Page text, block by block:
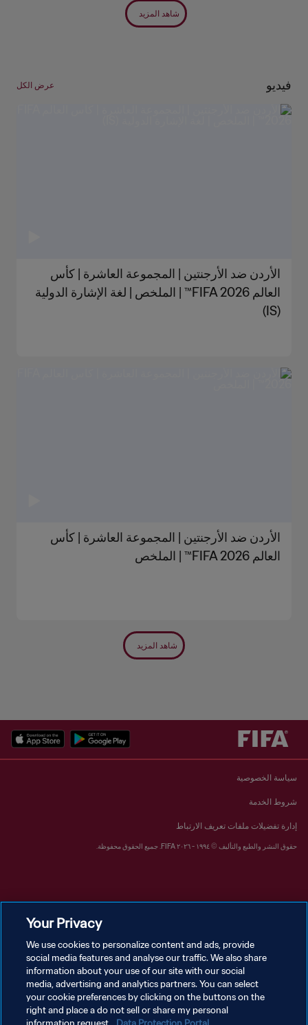
شاهد المزيد
فيديو عرض الكل
الأردن ضد الأرجنتين | المجموعة العاشرة | كأس
العالم FIFA 2026™ | الملخص | لغة الإشارة الدولية
(IS)
الأردن ضد الأرجنتين | المجموعة العاشرة | كأس
العالم FIFA 2026™ | الملخص
شاهد المزيد
سياسة الخصوصية
شروط الخدمة
إدارة تفضيلات ملفات تعريف الارتباط
حقوق النشر والطبع والتأليف © ١٩٩٤ - ٢٠٢٦ FIFA. جميع الحقوق محفوظة.
Your Privacy
We use cookies to personalize content and ads, provide
social media features and analyse our traffic. We also share
information about your use of our site with our social
media, advertising and analytics partners. You can select
your cookie preferences by clicking on the buttons on the
right and place a do not sell or share my personal